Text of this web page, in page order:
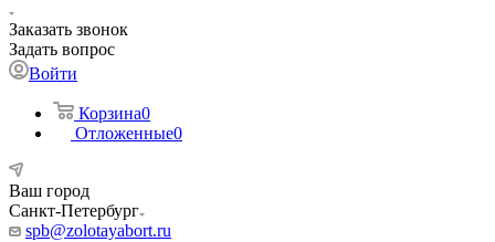
Заказать звонок
Задать вопрос
Войти
Корзина0
Отложенные0
Ваш город
Санкт-Петербург
spb@zolotayabort.ru